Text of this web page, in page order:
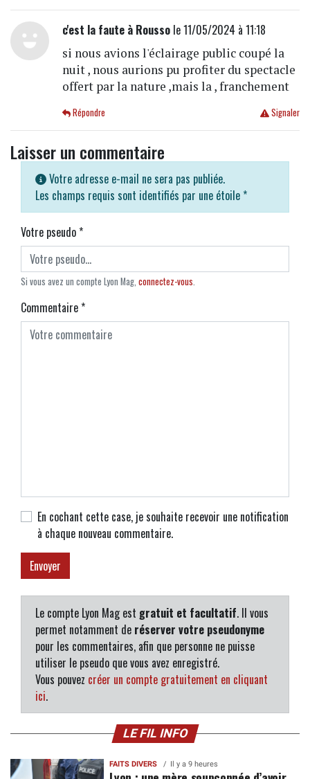
c'est la faute à Roussole 11/05/2024 à 11:18
si nous avions l'éclairage public coupé la
nuit , nous aurions pu profiter du spectacle
offert par la nature ,mais la , franchement
Signaler
Répondre
Laisser un commentaire
Votre adresse e-mail ne sera pas publiée.
Les champs requis sont identifiés par une étoile *
Votre pseudo*
Si vous avez un compte Lyon Mag, connectez-vous.
Commentaire*
En cochant cette case, je souhaite recevoir une notification
à chaque nouveau commentaire.
Le compte Lyon Mag est gratuit et facultatif. Il vous
permet notamment de réserver votre pseudonyme
pour les commentaires, afin que personne ne puisse
utiliser le pseudo que vous avez enregistré.
Vous pouvez créer un compte gratuitement en cliquant
ici.
LE FIL INFO
FAITS DIVERS Il y a 9 heures